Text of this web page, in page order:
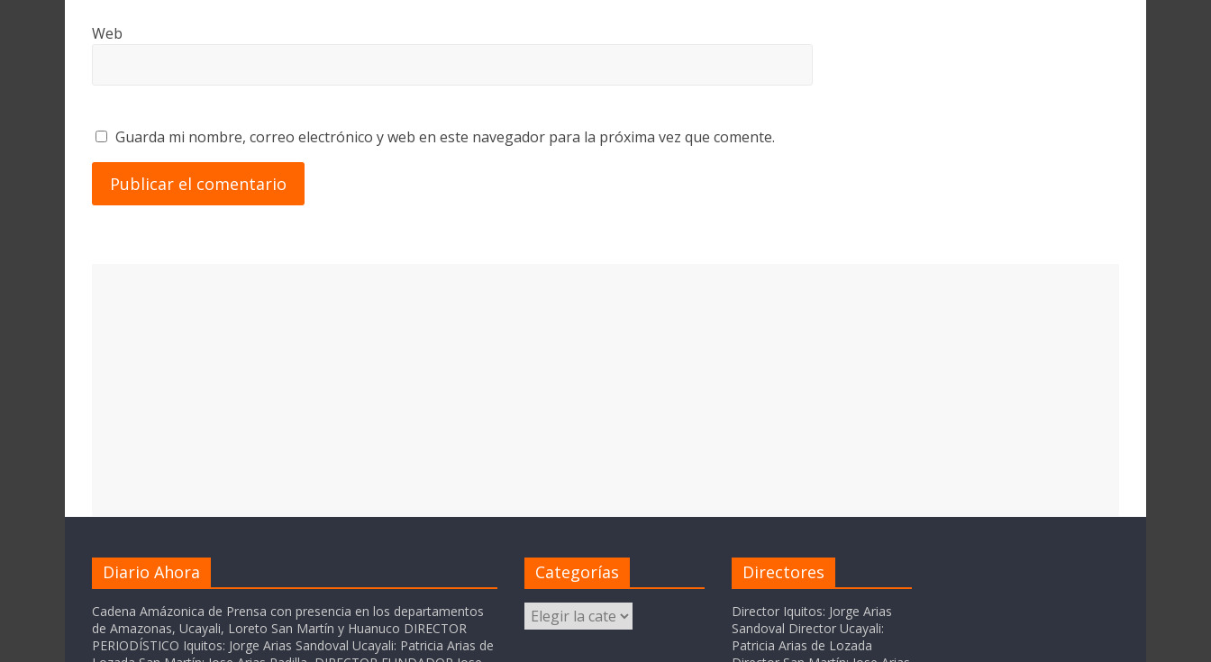
Web
Guarda mi nombre, correo electrónico y web en este navegador para la próxima vez que comente.
Diario Ahora
Cadena Amázonica de Prensa con presencia en los departamentos
de Amazonas, Ucayali, Loreto San Martín y Huanuco DIRECTOR
PERIODÍSTICO Iquitos: Jorge Arias Sandoval Ucayali: Patricia Arias de
Categorías
Categorías
Directores
Director Iquitos: Jorge Arias
Sandoval Director Ucayali:
Patricia Arias de Lozada